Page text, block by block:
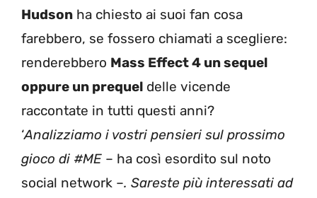
Hudson ha chiesto ai suoi fan cosa
farebbero, se fossero chiamati a scegliere:
renderebbero Mass Effect 4 un sequel
oppure un prequel delle vicende
raccontate in tutti questi anni?
‘Analizziamo i vostri pensieri sul prossimo
gioco di #ME – ha così esordito sul noto
social network –. Sareste più interessati ad